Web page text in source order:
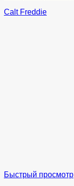
Calt Freddie
Быстрый просмотр